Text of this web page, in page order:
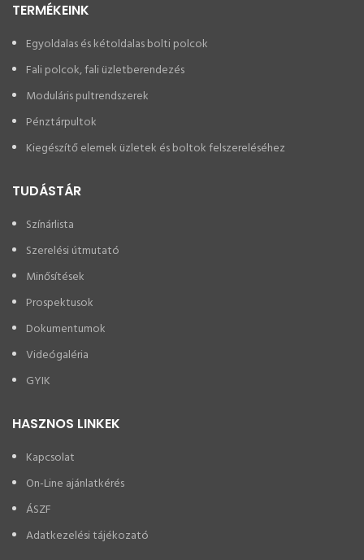
TERMÉKEINK
Egyoldalas és kétoldalas bolti polcok
Fali polcok, fali üzletberendezés
Moduláris pultrendszerek
Pénztárpultok
Kiegészítő elemek üzletek és boltok felszereléséhez
TUDÁSTÁR
Színárlista
Szerelési útmutató
Minősítések
Prospektusok
Dokumentumok
Videógaléria
GYIK
HASZNOS LINKEK
Kapcsolat
On-Line ajánlatkérés
ÁSZF
Adatkezelési tájékozató